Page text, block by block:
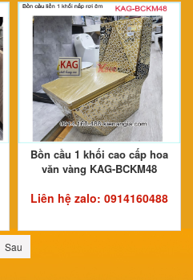
Bồn cầu 1 khối cao cấp hoa
văn vàng KAG-BCKM48
Liên hệ zalo: 0914160488
Sau